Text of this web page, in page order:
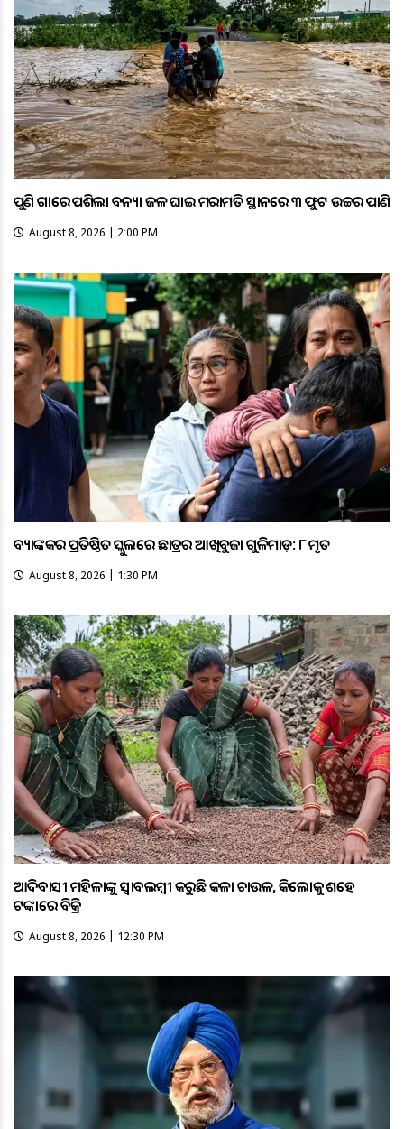
ପୁଣି ଗାଁରେ ପଶିଲା ବନ୍ୟା ଜଳ ଘାଇ ମରାମତି ସ୍ଥାନରେ ୩ ଫୁଟ ଉଚ୍ଚର ପାଣି
August 8, 2026 | 2:00 PM
ବ୍ୟାଙ୍କକର ପ୍ରତିଷ୍ଠିତ ସ୍କୁଲରେ ଛାତ୍ରର ଆଖିବୁଜା ଗୁଳିମାଡ଼: ୮ ମୃତ
August 8, 2026 | 1:30 PM
ଆଦିବାସୀ ମହିଳାଙ୍କୁ ସ୍ଵାବଲମ୍ଵୀ କରୁଛି କଳା ଚାଉଳ, କିଲୋକୁ ଶହେ
ଟଙ୍କାରେ ବିକ୍ରି
August 8, 2026 | 12:30 PM